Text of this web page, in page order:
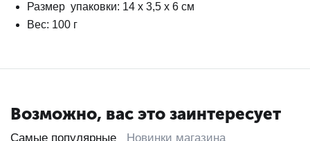
Размер упаковки: 14 х 3,5 х 6 см
Вес: 100 г
Возможно, вас это заинтересует
Самые популярные
Новинки магазина